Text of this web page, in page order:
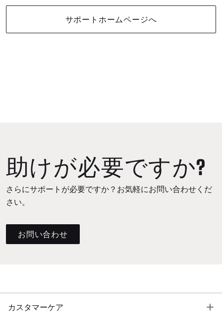
サポートホームページへ
助けが必要ですか?
さらにサポートが必要ですか？お気軽にお問い合わせくだ
さい。
お問い合わせ
カスタマーケア